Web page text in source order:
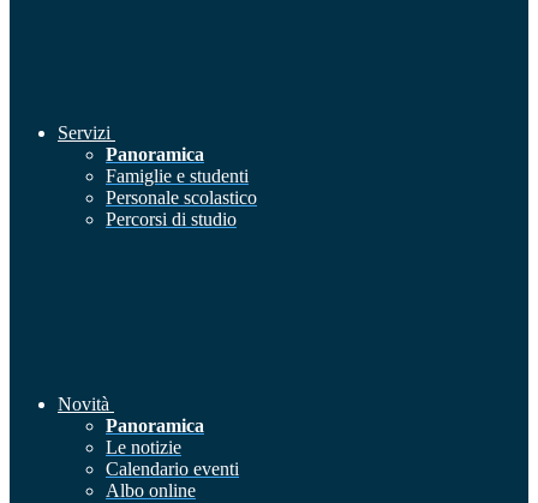
Servizi
Panoramica
Famiglie e studenti
Personale scolastico
Percorsi di studio
Novità
Panoramica
Le notizie
Calendario eventi
Albo online